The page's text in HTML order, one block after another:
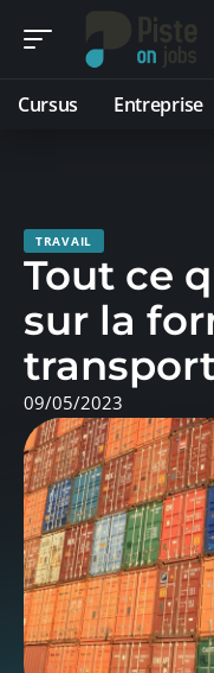
Cursus Entreprise
TRAVAIL
Tout ce
sur la
09/05/2023